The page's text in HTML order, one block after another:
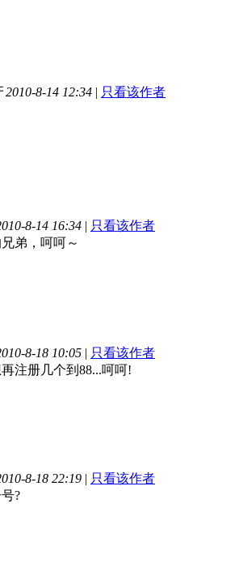
2010-8-14 12:34 | 只看该作者
8-14 16:34 | 只看该作者
弟，呵呵～
8-18 10:05 | 只看该作者
注册几个到88...呵呵!
8-18 22:19 | 只看该作者
?